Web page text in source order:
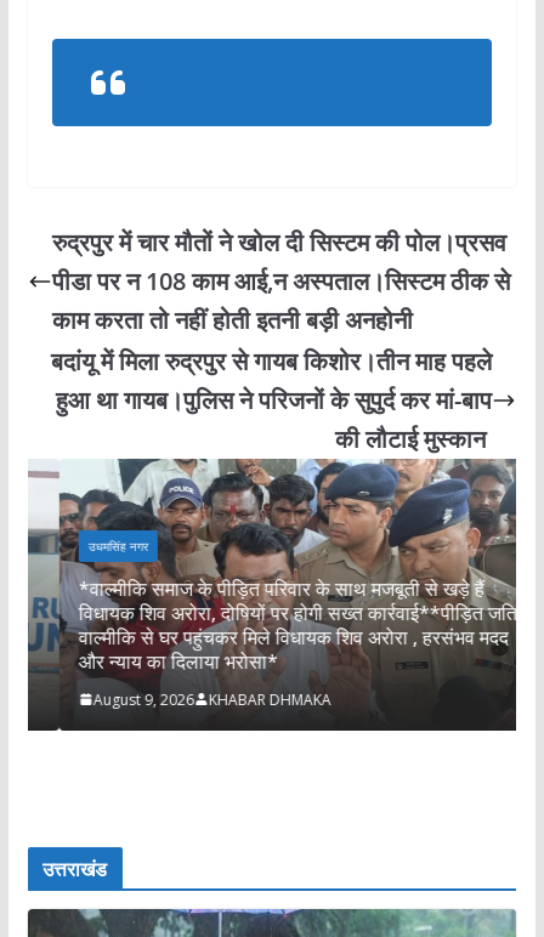
रुद्रपुर में चार मौतों ने खोल दी सिस्टम की पोल।प्रसव
पीडा पर न 108 काम आई,न अस्पताल।सिस्टम ठीक से
काम करता तो नहीं होती इतनी बड़ी अनहोनी
बदांयू में मिला रुद्रपुर से गायब किशोर।तीन माह पहले
हुआ था गायब।पुलिस ने परिजनों के सुपुर्द कर मां-बाप
की लौटाई मुस्कान
उधमसिंह नगर
*वाल्मीकि समाज के पीड़ित परिवार के साथ मजबूती से खड़े हैं
विधायक शिव अरोरा, दोषियों पर होगी सख्त कार्रवाई**पीड़ित जतिन
वाल्मीकि से घर पहुंचकर मिले विधायक शिव अरोरा , हरसंभव मदद
और न्याय का दिलाया भरोसा*
August 9, 2026 KHABAR DHMAKA
उत्तराखंड